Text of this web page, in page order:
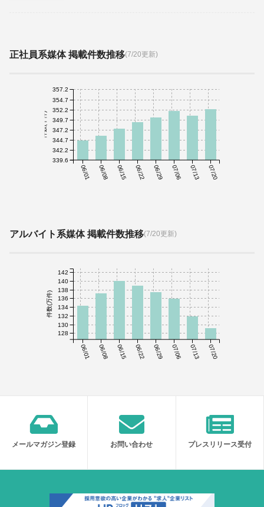
正社員系媒体 掲載件数推移(7/20更新)
06/01 06/08 06/15 06/22 06/29 07/06 07/13 07/20
件数(千件)
339.6
342.2
344.7
347.2
349.7
352.2
354.7
357.2
アルバイト系媒体 掲載件数推移(7/20更新)
06/01 06/08 06/15 06/22 06/29 07/06 07/13 07/20
件数(万件)
128
130
132
134
136
138
140
142
メールマガジン登録 お問い合わせ プレスリリース受付